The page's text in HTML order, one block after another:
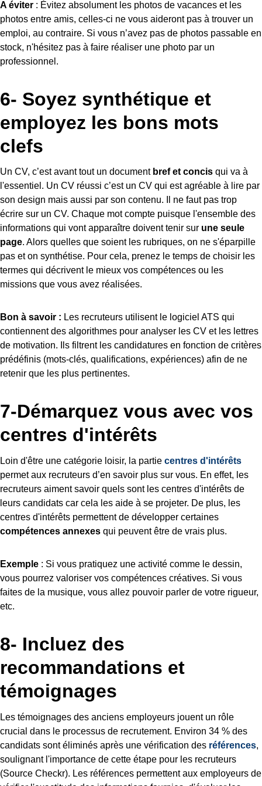
A éviter : Évitez absolument les photos de vacances et les
photos entre amis, celles-ci ne vous aideront pas à trouver un
emploi, au contraire. Si vous n’avez pas de photos passable en
stock, n'hésitez pas à faire réaliser une photo par un
professionnel.
6- Soyez synthétique et
employez les bons mots
clefs
Un CV, c’est avant tout un document bref et concis qui va à
l'essentiel. Un CV réussi c’est un CV qui est agréable à lire par
son design mais aussi par son contenu. Il ne faut pas trop
écrire sur un CV. Chaque mot compte puisque l'ensemble des
informations qui vont apparaître doivent tenir sur une seule
page. Alors quelles que soient les rubriques, on ne s'éparpille
pas et on synthétise. Pour cela, prenez le temps de choisir les
termes qui décrivent le mieux vos compétences ou les
missions que vous avez réalisées.
Bon à savoir : Les recruteurs utilisent le logiciel ATS qui
contiennent des algorithmes pour analyser les CV et les lettres
de motivation. Ils filtrent les candidatures en fonction de critères
prédéfinis (mots-clés, qualifications, expériences) afin de ne
retenir que les plus pertinentes.
7-Démarquez vous avec vos
centres d'intérêts
Loin d'être une catégorie loisir, la partie centres d'intérêts
permet aux recruteurs d’en savoir plus sur vous. En effet, les
recruteurs aiment savoir quels sont les centres d'intérêts de
leurs candidats car cela les aide à se projeter. De plus, les
centres d'intérêts permettent de développer certaines
compétences annexes qui peuvent être de vrais plus.
Exemple : Si vous pratiquez une activité comme le dessin,
vous pourrez valoriser vos compétences créatives. Si vous
faites de la musique, vous allez pouvoir parler de votre rigueur,
etc.
8- Incluez des
recommandations et
témoignages
Les témoignages des anciens employeurs jouent un rôle
crucial dans le processus de recrutement. Environ 34 % des
candidats sont éliminés après une vérification des références,
soulignant l'importance de cette étape pour les recruteurs​
(Source Checkr)​. Les références permettent aux employeurs de